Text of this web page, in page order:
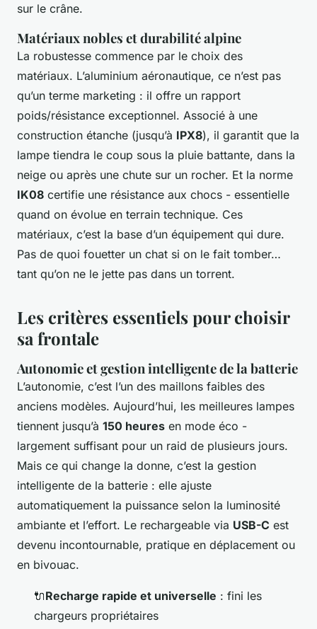
sur le crâne.
Matériaux nobles et durabilité alpine
La robustesse commence par le choix des
matériaux. L’aluminium aéronautique, ce n’est pas
qu’un terme marketing : il offre un rapport
poids/résistance exceptionnel. Associé à une
construction étanche (jusqu’à IPX8), il garantit que la
lampe tiendra le coup sous la pluie battante, dans la
neige ou après une chute sur un rocher. Et la norme
IK08 certifie une résistance aux chocs - essentielle
quand on évolue en terrain technique. Ces
matériaux, c’est la base d’un équipement qui dure.
Pas de quoi fouetter un chat si on le fait tomber…
tant qu’on ne le jette pas dans un torrent.
Les critères essentiels pour choisir
sa frontale
Autonomie et gestion intelligente de la batterie
L’autonomie, c’est l’un des maillons faibles des
anciens modèles. Aujourd’hui, les meilleures lampes
tiennent jusqu’à 150 heures en mode éco -
largement suffisant pour un raid de plusieurs jours.
Mais ce qui change la donne, c’est la gestion
intelligente de la batterie : elle ajuste
automatiquement la puissance selon la luminosité
ambiante et l’effort. Le rechargeable via USB-C est
devenu incontournable, pratique en déplacement ou
en bivouac.
🔌Recharge rapide et universelle : fini les
chargeurs propriétaires